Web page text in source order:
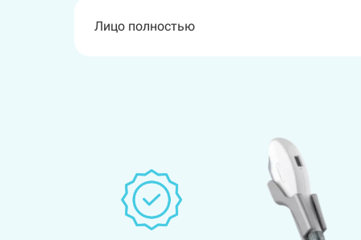
Лицо полностью
Спина полностью